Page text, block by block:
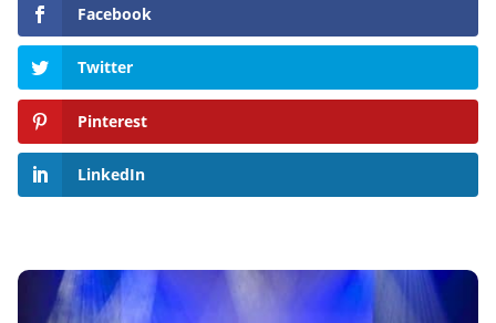
Facebook
Twitter
Pinterest
LinkedIn